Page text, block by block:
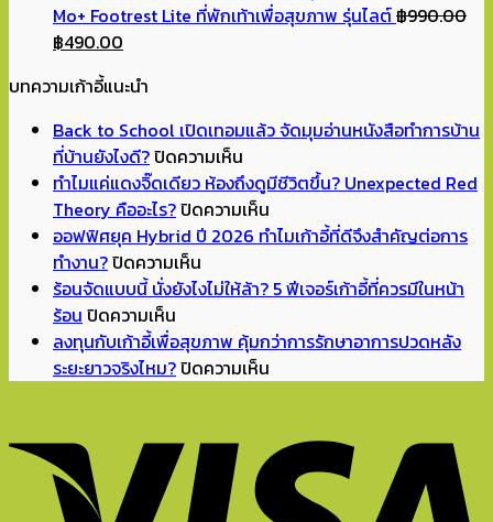
Mo+ Footrest Lite ที่พักเท้าเพื่อสุขภาพ รุ่นไลต์฿990.00
Original
was:
฿990.00.
฿490.00
is:
฿490.00.
บทความเก้าอี้แนะนำ
Back to School เปิดเทอมแล้ว จัดมุมอ่านหนังสือทำการบ้าน
ที่บ้านยังไงดี?ปิดความเห็น
Back
to
School
เทอม
จัด
มุม
ทำการ
บ้าน
ทำไมแค่แดงจิ๊ดเดียว ห้องถึงดูมีชีวิตขึ้น? Unexpected Red
Theory คืออะไร?ปิดความเห็น
ทำไม
แดง
เดียว
มี
ชีวิต
ขึ้น?
ออฟฟิศยุค Hybrid ปี 2026 ทำไมเก้าอี้ที่ดีจึงสำคัญต่อการ
ทำงาน?ปิดความเห็น
ออฟฟิศ
Hybrid
ปี
เก้าอี้
ร้อนจัดแบบนี้ นั่งยังไงไม่ให้ล้า? 5 ฟีเจอร์เก้าอี้ที่ควรมีในหน้า
ร้อน ปิดความเห็น
ร้อน
จัด
นั่ง
ยัง
ไง
ลงทุนกับเก้าอี้เพื่อสุขภาพ คุ้มกว่าการรักษาอาการปวดหลัง
ระยะยาวจริงไหม?ปิดความเห็น
เก้าอี้
เพื่อ
สุขภาพ